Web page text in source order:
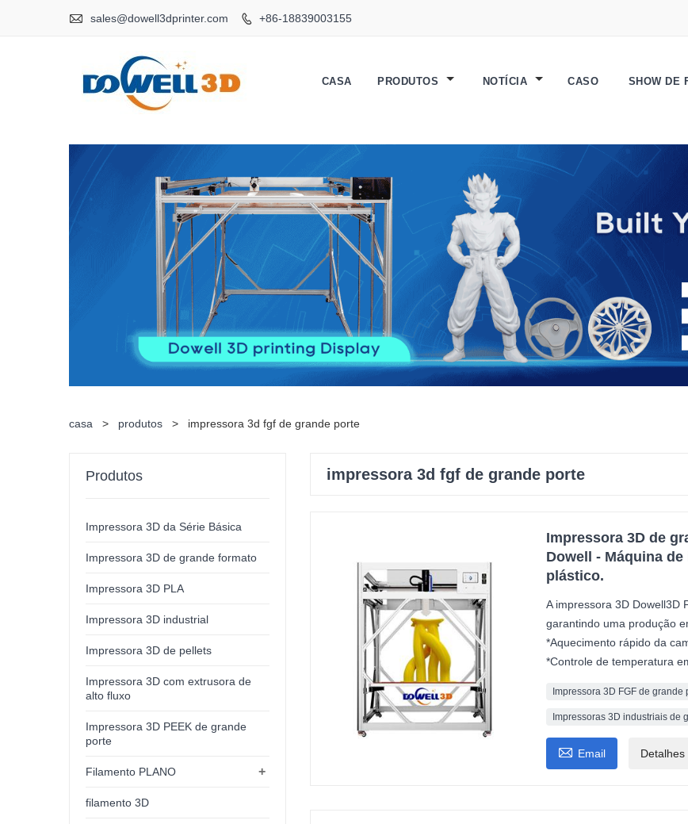
 sales@dowell3dprinter.com  +86-18839003155
CASA PRODUTOS NOTÍCIA CASO SHOW DE
casa > produtos > impressora 3d fgf de grande porte
impressora 3d fgf de grande porte
Impressora 3D de
Dowell - Máquina
plástico.
A impressora 3D Dowell3D
garantindo uma produção
*Aquecimento rápido da
*Controle de temperatura
Impressora 3D FGF de grande
Impressoras 3D industriais de
 Email Detalhes
Produtos
Impressora 3D da Série Básica
Impressora 3D de grande formato
Impressora 3D PLA
Impressora 3D industrial
Impressora 3D de pellets
Impressora 3D com extrusora de
alto fluxo
Impressora 3D PEEK de grande
porte
+
Filamento PLANO
filamento 3D